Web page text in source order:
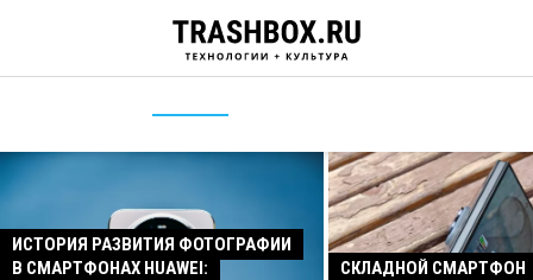
ИСТОРИЯ РАЗВИТИЯ ФОТОГРАФИИ
В СМАРТФОНАХ HUAWEI:
СКЛАДНОЙ СМАРТФОН